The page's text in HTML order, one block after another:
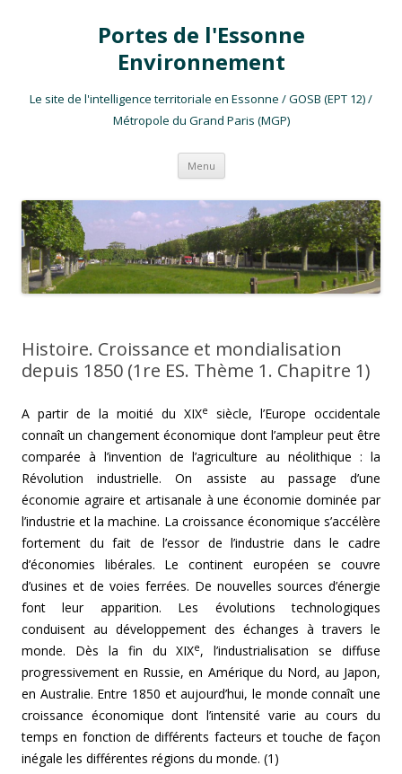
Portes de l'Essonne
Environnement
Le site de l'intelligence territoriale en Essonne / GOSB (EPT 12) /
Métropole du Grand Paris (MGP)
Menu Aller au contenu
Histoire. Croissance et mondialisation
depuis 1850 (1re ES. Thème 1. Chapitre 1)
A partir de la moitié du XIXe
siècle, l’Europe occidentale
connaît un changement économique dont l’ampleur peut être
comparée à l’invention de l’agriculture au néolithique : la
Révolution industrielle. On assiste au passage d’une
économie agraire et artisanale à une économie dominée par
l’industrie et la machine. La croissance économique s’accélère
fortement du fait de l’essor de l’industrie dans le cadre
d’économies libérales. Le continent européen se couvre
d’usines et de voies ferrées. De nouvelles sources d’énergie
font leur apparition. Les évolutions technologiques
conduisent au développement des échanges à travers le
monde. Dès la fin du XIXe, l’industrialisation se diffuse
progressivement en Russie, en Amérique du Nord, au Japon,
en Australie. Entre 1850 et aujourd’hui, le monde connaît une
croissance économique dont l’intensité varie au cours du
temps en fonction de différents facteurs et touche de façon
inégale les différentes régions du monde. (1)